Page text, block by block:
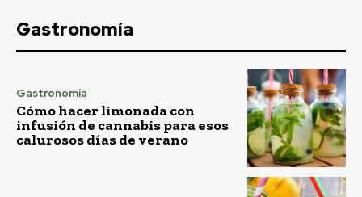
Gastronomía
Gastronomía
Cómo hacer limonada con
infusión de cannabis para esos
calurosos días de verano